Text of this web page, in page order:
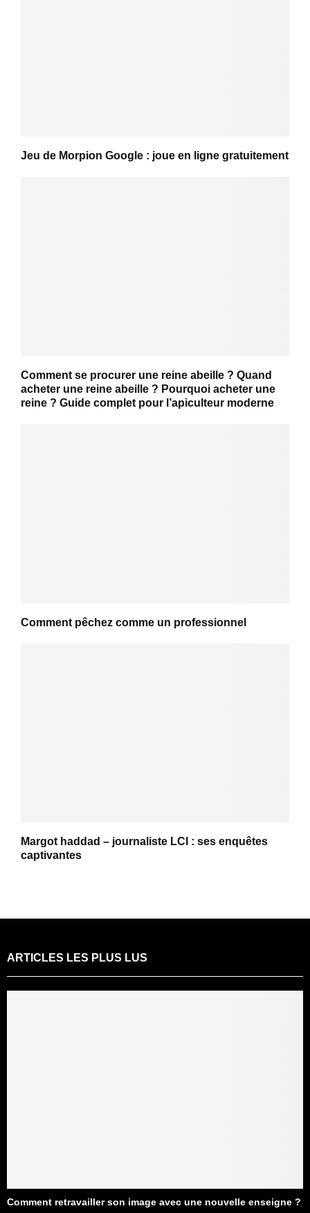
Jeu de Morpion Google : joue en ligne gratuitement
Comment se procurer une reine abeille ? Quand
acheter une reine abeille ? Pourquoi acheter une
reine ? Guide complet pour l’apiculteur moderne
Comment pêchez comme un professionnel
Margot haddad – journaliste LCI : ses enquêtes
captivantes
ARTICLES LES PLUS LUS
Comment retravailler son image avec une nouvelle enseigne ?